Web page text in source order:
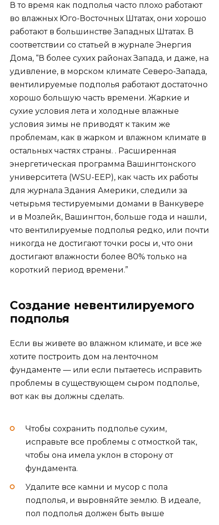
В то время как подполья часто плохо работают
во влажных Юго-Восточных Штатах, они хорошо
работают в большинстве Западных Штатах. В
соответствии со статьей в журнале Энергия
Дома, “В более сухих районах Запада, и даже, на
удивление, в морском климате Северо-Запада,
вентилируемые подполья работают достаточно
хорошо большую часть времени. Жаркие и
сухие условия лета и холодные влажные
условия зимы не приводят к таким же
проблемам, как в жарком и влажном климате в
остальных частях страны. . Расширенная
энергетическая программа Вашингтонского
университета (WSU-EEP), как часть их работы
для журнала Здания Америки, следили за
четырьмя тестируемыми домами в Ванкувере
и в Мозлейк, Вашингтон, больше года и нашли,
что вентилируемые подполья редко, или почти
никогда не достигают точки росы и, что они
достигают влажности более 80% только на
короткий период времени.”
Создание невентилируемого
подполья
Если вы живете во влажном климате, и все же
хотите построить дом на ленточном
фундаменте — или если пытаетесь исправить
проблемы в существующем сыром подполье,
вот как вы должны сделать.
Чтобы сохранить подполье сухим,
исправьте все проблемы с отмосткой так,
чтобы она имела уклон в сторону от
фундамента.
Удалите все камни и мусор с пола
подполья, и выровняйте землю. В идеале,
пол подполья должен быть выше